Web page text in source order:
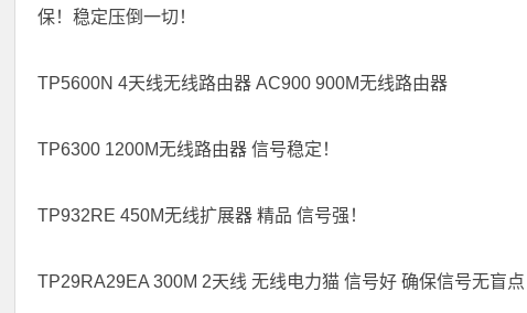
保！稳定压倒一切！
TP5600N 4天线无线路由器 AC900 900M无线路由器
TP6300 1200M无线路由器 信号稳定！
TP932RE 450M无线扩展器 精品 信号强！
TP29RA29EA 300M 2天线 无线电力猫 信号好 确保信号无盲点